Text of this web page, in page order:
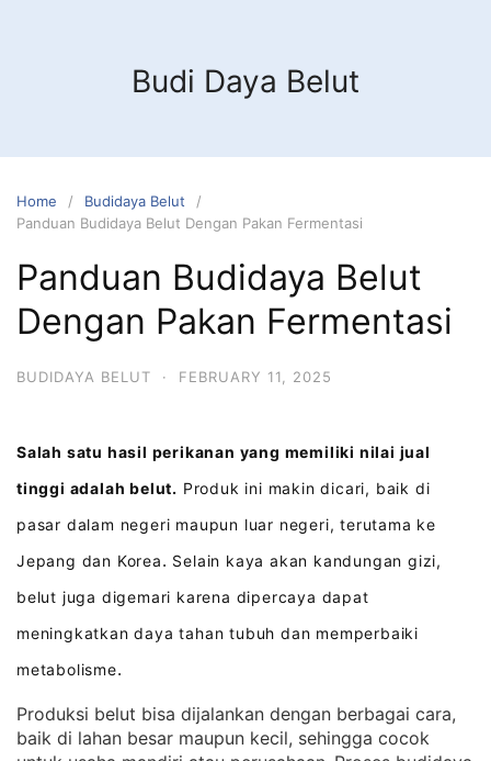
Budi Daya Belut
Home
Budidaya Belut
Panduan Budidaya Belut Dengan Pakan Fermentasi
Panduan Budidaya Belut
Dengan Pakan Fermentasi
BUDIDAYA BELUT · FEBRUARY 11, 2025
Salah satu hasil perikanan yang memiliki nilai jual
tinggi adalah belut. Produk ini makin dicari, baik di
pasar dalam negeri maupun luar negeri, terutama ke
Jepang dan Korea. Selain kaya akan kandungan gizi,
belut juga digemari karena dipercaya dapat
meningkatkan daya tahan tubuh dan memperbaiki
metabolisme.
Produksi belut bisa dijalankan dengan berbagai cara,
baik di lahan besar maupun kecil, sehingga cocok